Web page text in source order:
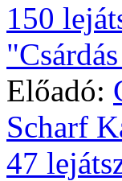
150
Előadó:
Scharf
47